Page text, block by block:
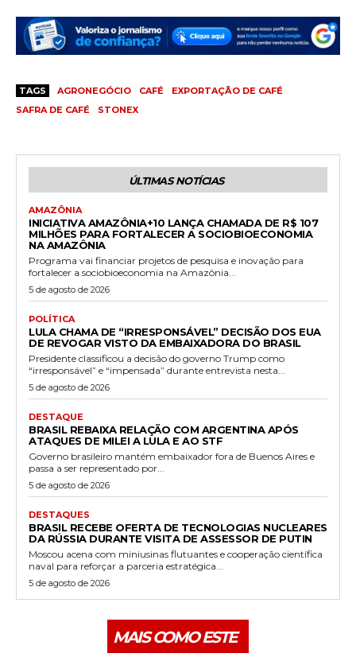
TAGS AGRONEGÓCIO CAFÉ
EXPORTAÇÃO DE CAFÉ
SAFRA DE CAFÉ
STONEX
ÚLTIMAS NOTÍCIAS
AMAZÔNIA
INICIATIVA AMAZÔNIA+10 LANÇA CHAMADA DE R$ 107
MILHÕES PARA FORTALECER A SOCIOBIOECONOMIA
NA AMAZÔNIA
Programa vai financiar projetos de pesquisa e inovação para
fortalecer a sociobioeconomia na Amazônia...
5 de agosto de 2026
POLÍTICA
LULA CHAMA DE “IRRESPONSÁVEL” DECISÃO DOS EUA
DE REVOGAR VISTO DA EMBAIXADORA DO BRASIL
Presidente classificou a decisão do governo Trump como
“irresponsável” e “impensada” durante entrevista nesta...
5 de agosto de 2026
DESTAQUE
BRASIL REBAIXA RELAÇÃO COM ARGENTINA APÓS
ATAQUES DE MILEI A LULA E AO STF
Governo brasileiro mantém embaixador fora de Buenos Aires e
passa a ser representado por...
5 de agosto de 2026
DESTAQUES
BRASIL RECEBE OFERTA DE TECNOLOGIAS NUCLEARES
DA RÚSSIA DURANTE VISITA DE ASSESSOR DE PUTIN
Moscou acena com miniusinas flutuantes e cooperação científica
naval para reforçar a parceria estratégica...
5 de agosto de 2026
MAIS COMO ESTE